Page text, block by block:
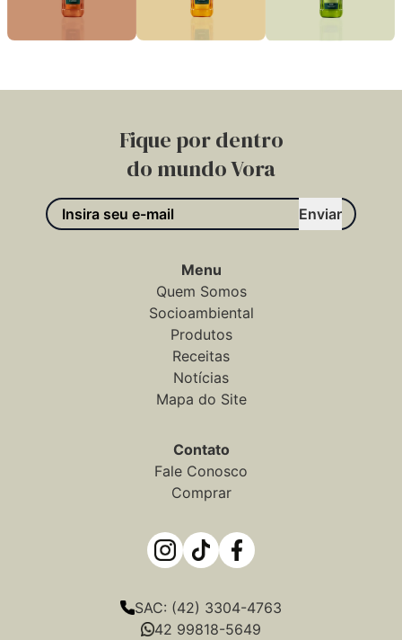
Fique por dentro
do mundo Vora
Enviar
Menu
Quem Somos
Socioambiental
Produtos
Receitas
Notícias
Mapa do Site
Contato
Fale Conosco
Comprar
SAC: (42) 3304-4763
42 99818-5649